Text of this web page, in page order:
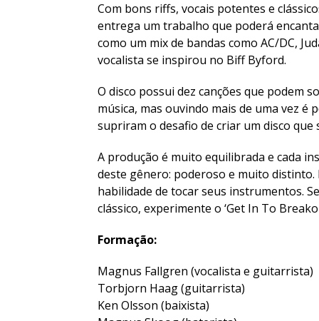
Com bons riffs, vocais potentes e
entrega um trabalho que poderá
como um mix de bandas como AC/DC,
vocalista se inspirou no Biff Byford.
O disco possui dez canções que podem
música, mas ouvindo mais de uma vez
supriram o desafio de criar um disco
A produção é muito equilibrada e cada
deste gênero: poderoso e muito distinto.
habilidade de tocar seus instrumentos.
clássico, experimente o ‘Get In To
Formação:
Magnus Fallgren (vocalista e guitarrista)
Torbjorn Haag (guitarrista)
Ken Olsson (baixista)